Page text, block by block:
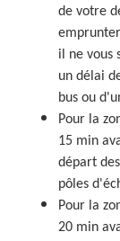
de votre
il ne vous
un délai
bus ou
Pour la
15 min
départ
pôles
Pour la
20 min